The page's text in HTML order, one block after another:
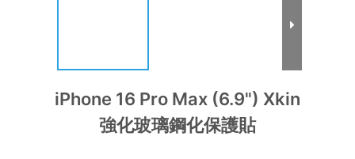
iPhone 16 Pro Max (6.9") Xkin
強化玻璃鋼化保護貼